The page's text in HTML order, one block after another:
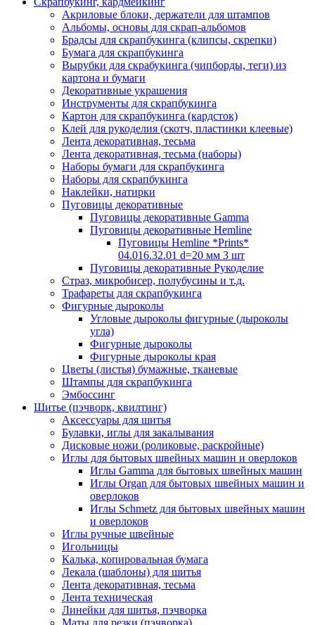
Акриловые блоки, держатели для штампов
Альбомы, основы для скрап-альбомов
Брадсы для скрапбукинга (клипсы, скрепки)
Бумага для скрапбукинга
Вырубки для скрабукинга (чипборды, теги) из
картона и бумаги
Декоративные украшения
Инструменты для скрапбукинга
Картон для скрапбукинга (кардсток)
Клей для рукоделия (скотч, пластинки клеевые)
Лента декоративная, тесьма
Лента декоративная, тесьма (наборы)
Наборы бумаги для скрапбукинга
Наборы для скрапбукинга
Наклейки, натирки
Пуговицы декоративные
Пуговицы декоративные Gamma
Пуговицы декоративные Hemline
Пуговицы Hemline *Prints*
04.016.32.01 d=20 мм 3 шт
Пуговицы декоративные Рукоделие
Страз, микробисер, полубусины и т.д.
Трафареты для скрапбукинга
Фигурные дыроколы
Угловые дыроколы фигурные (дыроколы
угла)
Фигурные дыроколы
Фигурные дыроколы края
Цветы (листья) бумажные, тканевые
Штампы для скрапбукинга
Эмбоссинг
Шитье (пэчворк, квилтинг)
Аксессуары для шитья
Булавки, иглы для закалывания
Дисковые ножи (роликовые, раскройные)
Иглы для бытовых швейных машин и оверлоков
Иглы Gamma для бытовых швейных машин
Иглы Organ для бытовых швейных машин и
оверлоков
Иглы Schmetz для бытовых швейных машин
и оверлоков
Иглы ручные швейные
Игольницы
Калька, копировальная бумага
Лекала (шаблоны) для шитья
Лента декоративная, тесьма
Лента техническая
Линейки для шитья, пэчворка
Маты для резки (пэчворка)